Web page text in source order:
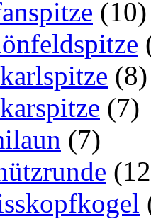
(10)
(8)
(7)
(7)